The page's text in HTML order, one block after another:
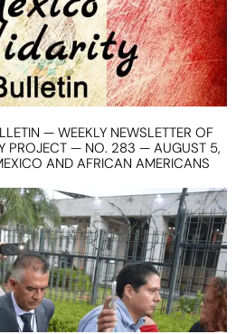
— WEEKLY NEWSLETTER OF
PROJECT — NO. 283 — AUGUST 5,
AND AFRICAN AMERICANS